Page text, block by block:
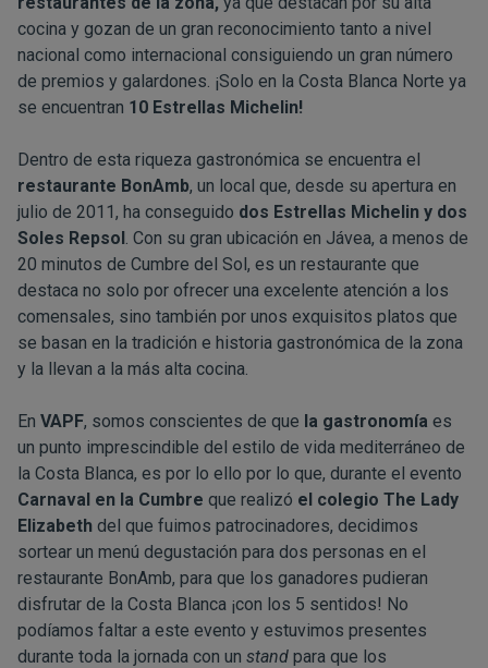
cocina y gozan de un gran reconocimiento tanto a nivel
nacional como internacional consiguiendo un gran número
de premios y galardones. ¡Solo en la Costa Blanca Norte ya
se encuentran 10 Estrellas Michelin!
Dentro de esta riqueza gastronómica se encuentra el
restaurante BonAmb, un local que, desde su apertura en
julio de 2011, ha conseguido dos Estrellas Michelin y dos
Soles Repsol. Con su gran ubicación en Jávea, a menos de
20 minutos de Cumbre del Sol, es un restaurante que
destaca no solo por ofrecer una excelente atención a los
comensales, sino también por unos exquisitos platos que
se basan en la tradición e historia gastronómica de la zona
y la llevan a la más alta cocina.
En VAPF, somos conscientes de que la gastronomía es
un punto imprescindible del estilo de vida mediterráneo de
la Costa Blanca, es por lo ello por lo que, durante el evento
Carnaval en la Cumbre que realizó el colegio The Lady
Elizabeth del que fuimos patrocinadores, decidimos
sortear un menú degustación para dos personas en el
restaurante BonAmb, para que los ganadores pudieran
disfrutar de la Costa Blanca ¡con los 5 sentidos! No
podíamos faltar a este evento y estuvimos presentes
durante toda la jornada con un stand para que los